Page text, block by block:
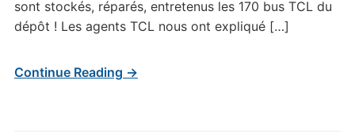
sont stockés, réparés, entretenus les 170 bus TCL du
dépôt ! Les agents TCL nous ont expliqué […]
Continue Reading →